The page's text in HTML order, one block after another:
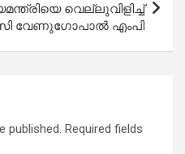
വെല്ലുവിളിച്ച്
വേണുഗോപാല്‍ എംപി
published. Required fields